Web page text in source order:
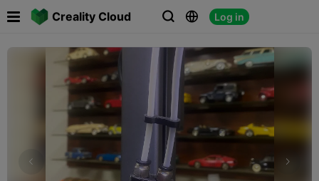
Creality Cloud   Log in
 